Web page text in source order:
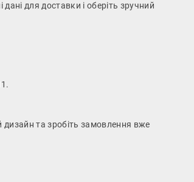
для доставки і оберіть зручний
дизайн та зробіть замовлення вже